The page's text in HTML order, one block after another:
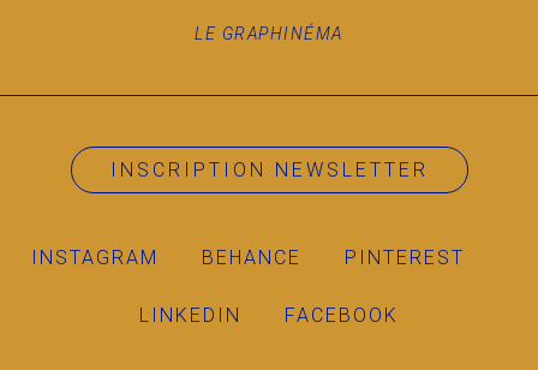
LE GRAPHINÉMA
INSCRIPTION NEWSLETTER
INSTAGRAM BEHANCE PINTEREST
LINKEDIN FACEBOOK